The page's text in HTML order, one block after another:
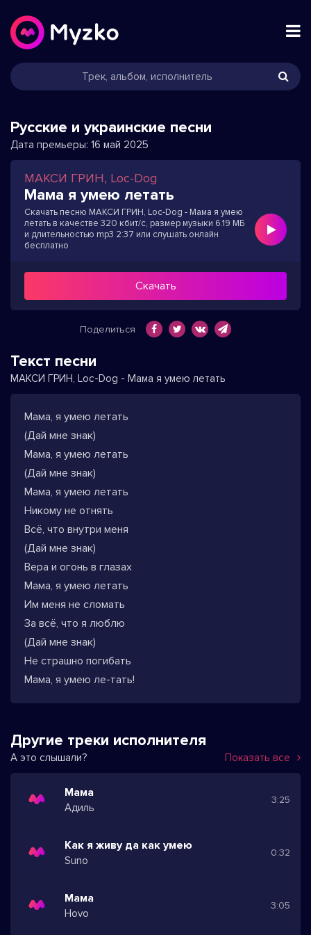
Русские и украинские песни
Дата премьеры: 16 май 2025
МАКСИ ГРИН, Loc-Dog
Мама я умею летать
Скачать песню МАКСИ ГРИН, Loc-Dog - Мама я умею
летать в качестве 320 кбит/с, размер музыки 6.19 МБ
и длительностью mp3 2:37 или слушать онлайн
бесплатно
Скачать
Поделиться
Текст песни
МАКСИ ГРИН, Loc-Dog - Мама я умею летать
Мама, я умею летать
(Дай мне знак)
Мама, я умею летать
(Дай мне знак)
Мама, я умею летать
Никому не отнять
Всё, что внутри меня
(Дай мне знак)
Вера и огонь в глазах
Мама, я умею летать
Им меня не сломать
За всё, что я люблю
(Дай мне знак)
Не страшно погибать
Мама, я умею ле-тать!
Другие треки исполнителя
А это слышали? Показать все
Мама
Адиль
3:25
Как я живу да как умею
Suno
0:32
Мама
Hovo
3:05